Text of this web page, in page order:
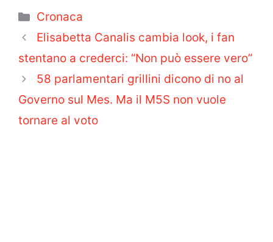
Categorie
Cronaca
Elisabetta Canalis cambia look, i fan
stentano a crederci: “Non può essere vero”
58 parlamentari grillini dicono di no al
Governo sul Mes. Ma il M5S non vuole
tornare al voto